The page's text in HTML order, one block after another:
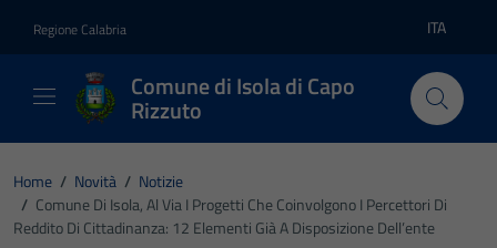
Regione Calabria Lingua
ITA
Comune di Isola di Capo
Rizzuto
Home / Novità / Notizie
/ Comune Di Isola, Al Via I Progetti Che Coinvolgono I Percettori Di
Reddito Di Cittadinanza: 12 Elementi Già A Disposizione Dell’ente